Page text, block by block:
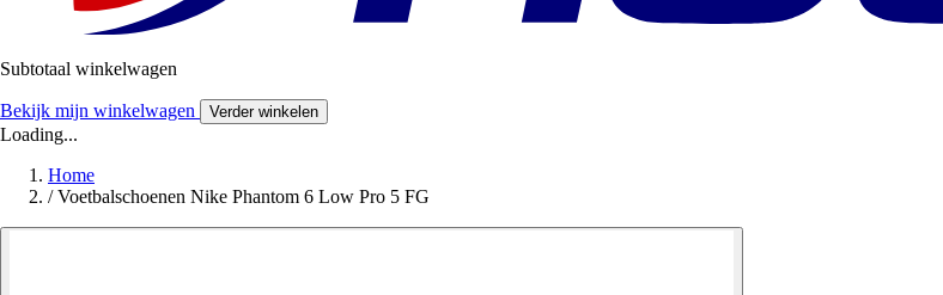
Subtotaal winkelwagen
Bekijk mijn winkelwagen Verder winkelen
Loading...
Home
/ Voetbalschoenen Nike Phantom 6 Low Pro 5 FG